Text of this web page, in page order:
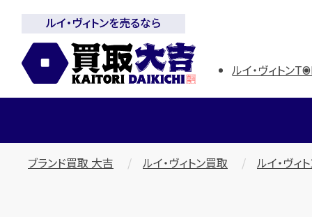
ルイ・ヴィトンを売るなら
ルイ・ヴィトン
ブランド買取 大吉 ルイ・ヴィトン買取 ルイ・ヴィ